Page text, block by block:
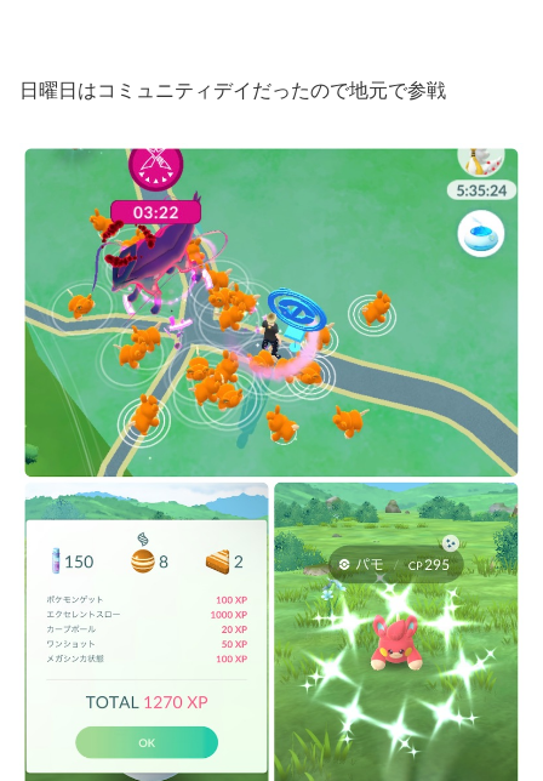
日曜日はコミュニティデイだったので地元で参戦